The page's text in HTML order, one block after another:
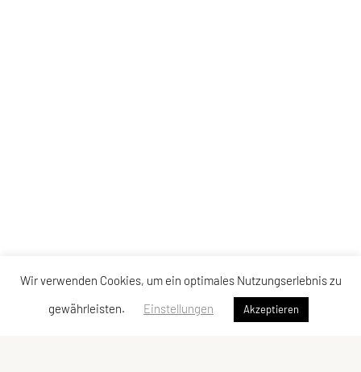
Wir verwenden Cookies, um ein optimales Nutzungserlebnis zu
gewährleisten.
Einstellungen Akzeptieren